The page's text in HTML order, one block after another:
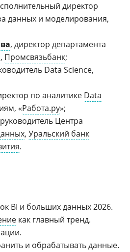
директор
данных и моделирования,
, директор департамента
, Промсвязьбанк;
Data Science,
по аналитике Data
«Работа.ру»;
Центра
, Уральский банк
.
BI и больших данных 2026.
как главный тренд.
и обрабатывать данные.